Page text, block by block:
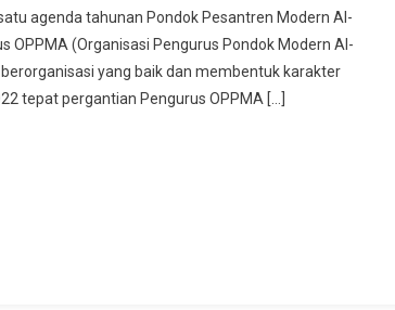
agenda tahunan Pondok Pesantren Modern Al-
OPPMA (Organisasi Pengurus Pondok Modern Al-
yang baik dan membentuk karakter
tepat pergantian Pengurus OPPMA […]